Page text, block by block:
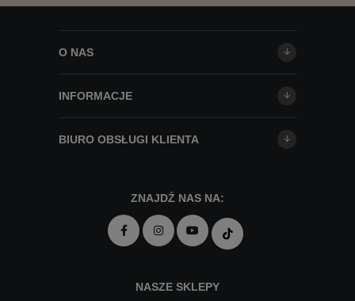
O NAS
INFORMACJE
BIURO OBSŁUGI KLIENTA
ZNAJDŹ NAS NA:
NASZE SKLEPY